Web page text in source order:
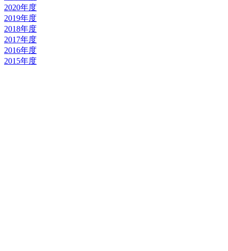
2020年度
2019年度
2018年度
2017年度
2016年度
2015年度